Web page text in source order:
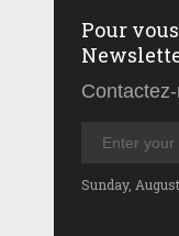
Pour
Sunday,